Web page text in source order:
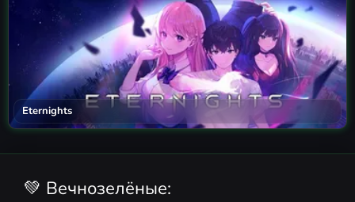
Eternights
💚 Вечнозелёные: